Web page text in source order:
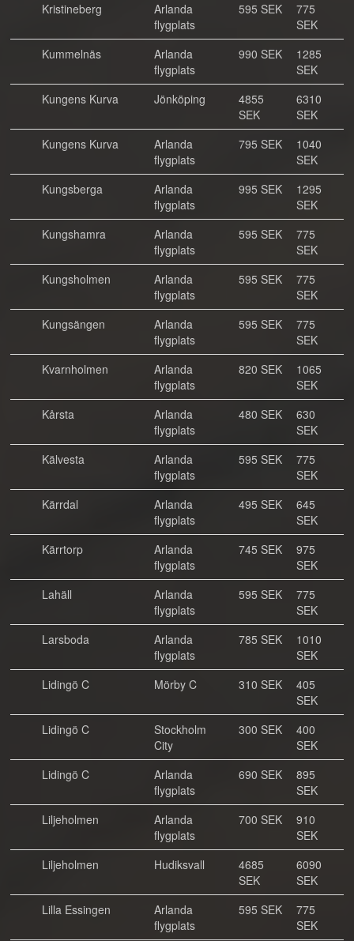
Kristineberg
Arlanda
flygplats
595 SEK
775
SEK
Kummelnäs
Arlanda
flygplats
990 SEK
1285
SEK
Kungens Kurva
Jönköping
4855
SEK
6310
SEK
Kungens Kurva
Arlanda
flygplats
795 SEK
1040
SEK
Kungsberga
Arlanda
flygplats
995 SEK
1295
SEK
Kungshamra
Arlanda
flygplats
595 SEK
775
SEK
Kungsholmen
Arlanda
flygplats
595 SEK
775
SEK
Kungsängen
Arlanda
flygplats
595 SEK
775
SEK
Kvarnholmen
Arlanda
flygplats
820 SEK
1065
SEK
Kårsta
Arlanda
flygplats
480 SEK
630
SEK
Kälvesta
Arlanda
flygplats
595 SEK
775
SEK
Kärrdal
Arlanda
flygplats
495 SEK
645
SEK
Kärrtorp
Arlanda
flygplats
745 SEK
975
SEK
Lahäll
Arlanda
flygplats
595 SEK
775
SEK
Larsboda
Arlanda
flygplats
785 SEK
1010
SEK
Lidingö C
Mörby C 310 SEK
405
SEK
Lidingö C
Stockholm
City
300 SEK
400
SEK
Lidingö C
Arlanda
flygplats
690 SEK
895
SEK
Liljeholmen
Arlanda
flygplats
700 SEK
910
SEK
Liljeholmen
Hudiksvall
4685
SEK
6090
SEK
Lilla Essingen
Arlanda
flygplats
595 SEK
775
SEK